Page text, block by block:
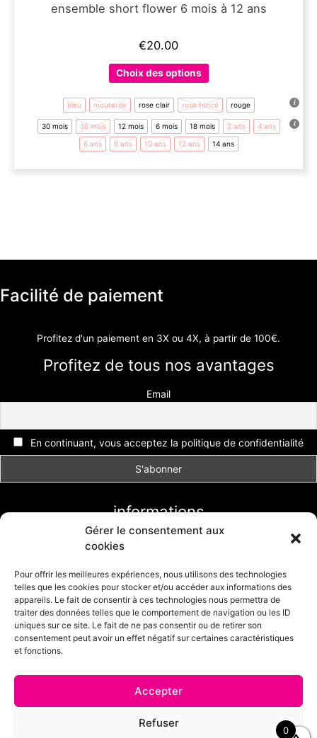
Gérer le consentement aux
cookies
Pour offrir les meilleures expériences, nous utilisons des technologies
telles que les cookies pour stocker et/ou accéder aux informations des
appareils. Le fait de consentir à ces technologies nous permettra de
traiter des données telles que le comportement de navigation ou les ID
uniques sur ce site. Le fait de ne pas consentir ou de retirer son
consentement peut avoir un effet négatif sur certaines caractéristiques
et fonctions.
Accepter
Refuser
ensemble short flower 6 mois à 12 ans
€20.00
Choix des options
Ce
produit
a
plusieurs
variations.
Les
bleu moutarde rose clair rose foncé rouge
30 mois 36 mois 12 mois 6 mois 18 mois 2 ans 4 ans
6 ans 8 ans 10 ans 12 ans 14 ans
Facilité de paiement
Profitez d'un paiement en 3X ou 4X, à partir de 100€.
Profitez de tous nos avantages
Email
En continuant, vous acceptez la politique de confidentialité
informations
Conditions générales de vente
Formulaire de retour
Politique de cookies (UE)
© 2025 - Mode Girly - Boutique en ligne réalisée par
CDS création
0